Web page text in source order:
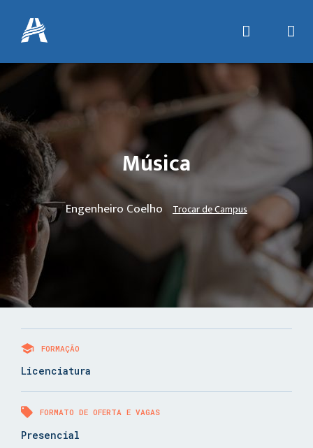
Música
Engenheiro Coelho Trocar de Campus
FORMAÇÃO
Licenciatura
FORMATO DE OFERTA E VAGAS
Presencial